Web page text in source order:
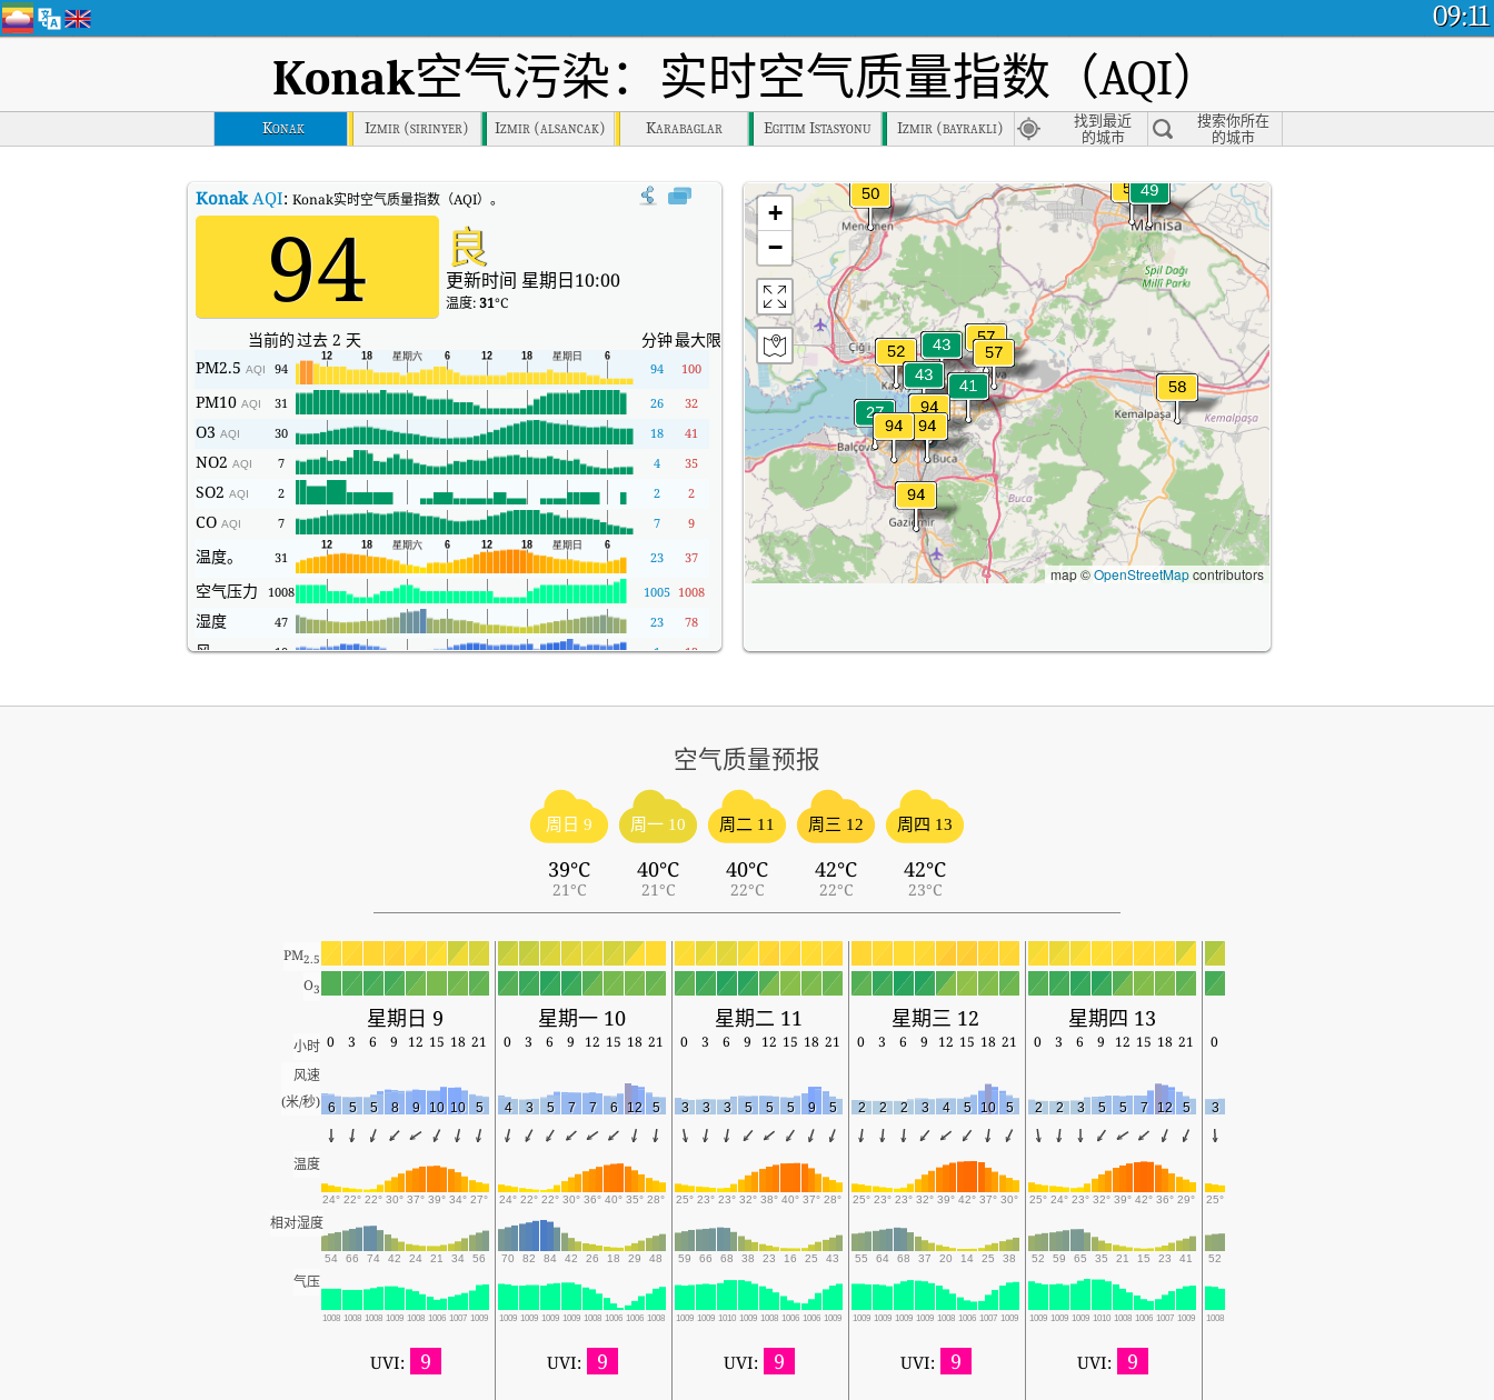
09:11
Konak空气污染：实时空气质量指数（AQI）
Konak Izmir (sirinyer) Izmir (alsancak) Karabaglar Egitim Istasyonu Izmir (bayrakli)
找到最近
的城市
搜索你所在
的城市
KonakAQI: Konak实时空气质量指数（AQI）。
94 良
更新时间 星期日10:00
温度:31°C
当前的过去 2 天 分钟最大限度
PM2.5 AQI 94 94 100
PM10 AQI 31 26 32
O3 AQI 30 18 41
NO2 AQI 7 4 35
SO2 AQI 2 2 2
CO AQI 7 7 9
温度。 31 23 37
空气压力 1008 1005 1008
湿度 47 23 78
风 10 1 12
+
−
map ©OpenStreetMapcontributors
空气质量预报
周日 9
39°C
21°C
周一 10
40°C
21°C
周二 11
40°C
22°C
周三 12
42°C
22°C
周四 13
42°C
23°C
PM2.5
O3
星期日 9 星期一 10 星期二 11 星期三 12 星期四 13
小时 0 3 6 9 12 15 18 21 0 3 6 9 12 15 18 21 0 3 6 9 12 15 18 21 0 3 6 9 12 15 18 21 0 3 6 9 12 15 18 21
0
风速
(米/秒) 6 5 5 8 9 10 10 5 4 3 5 7 7 6 12 5 3 3 3 5 5 5 9 5 2 2 2 3 4 5 10 5 2 2 3 5 5 7 12 5 3
温度
24° 22° 22° 30° 37° 39° 34° 27° 24° 22° 22° 30° 36° 40° 35° 28° 25° 23° 23° 32° 38° 40° 37° 28° 25° 23° 23° 32° 39° 42° 37° 30° 25° 24° 23° 32° 39° 42° 36° 29° 25°
相对湿度
54 66 74 42 24 21 34 56 70 82 84 42 26 18 29 48 59 66 68 38 23 16 25 43 55 64 68 37 20 14 25 38 52 59 65 35 21 15 23 41 52
气压
1008 1008 1008 1009 1008 1006 1007 1009 1009 1009 1009 1009 1008 1006 1006 1008 1009 1009 1010 1009 1008 1006 1006 1009 1009 1009 1009 1009 1008 1006 1007 1009 1009 1009 1009 1010 1008 1006 1007 1009 1008
UVI: 9 UVI: 9 UVI: 9 UVI: 9 UVI: 9